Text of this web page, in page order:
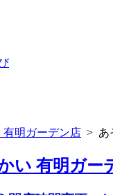
有明ガーデン店 > あ
い 有明ガー